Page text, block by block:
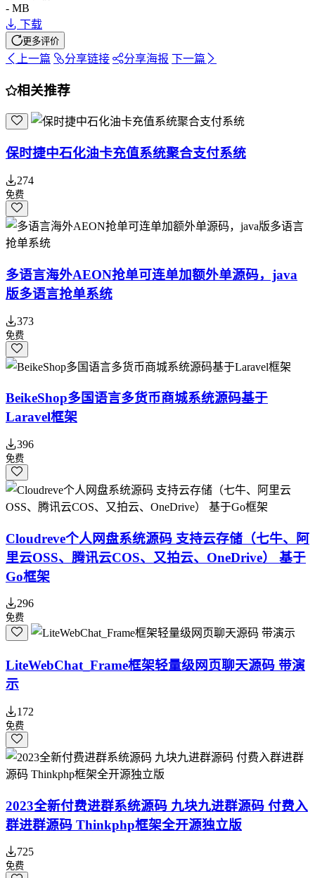
- MB
下载
更多评价
上一篇 分享链接 分享海报 下一篇
相关推荐
保时捷中石化油卡充值系统聚合支付系统
274
免费
多语言海外AEON抢单可连单加额外单源码，java
版多语言抢单系统
373
免费
BeikeShop多国语言多货币商城系统源码基于
Laravel框架
396
免费
Cloudreve个人网盘系统源码 支持云存储（七牛、阿
里云OSS、腾讯云COS、又拍云、OneDrive） 基于
Go框架
296
免费
LiteWebChat_Frame框架轻量级网页聊天源码 带演
示
172
免费
2023全新付费进群系统源码 九块九进群源码 付费入
群进群源码 Thinkphp框架全开源独立版
725
免费